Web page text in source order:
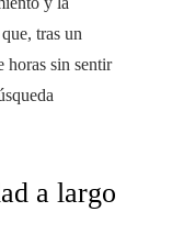
tras un
horas sin sentir
a largo